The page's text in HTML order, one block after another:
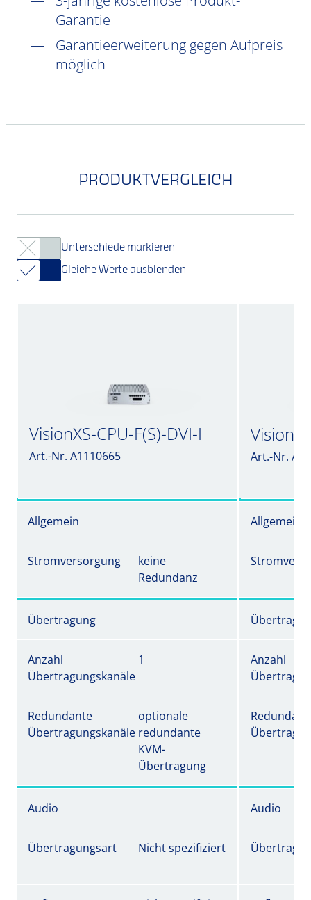
Garantie
Garantieerweiterung gegen Aufpreis
möglich
PRODUKTVERGLEICH
Unterschiede markieren
Gleiche Werte ausblenden
VisionXS-CPU-F(S)-DVI-I
Art.-Nr. A1110665 Art.-Nr.
Allgemein Allgemein
Stromversorgung
keine
Redundanz
Übertragung
Anzahl
Übertragungskanäle
1
Anzahl
Redundante
Übertragungskanäle
optionale
redundante
KVM-
Übertragung
Audio Audio
Übertragungsart Nicht spezifiziert